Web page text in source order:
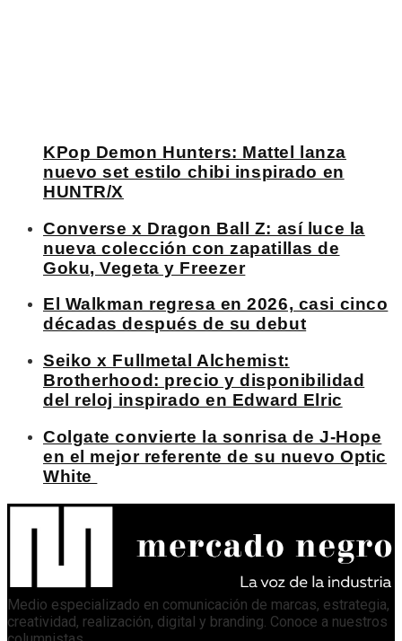
KPop Demon Hunters: Mattel lanza
nuevo set estilo chibi inspirado en
HUNTR/X
Converse x Dragon Ball Z: así luce la
nueva colección con zapatillas de
Goku, Vegeta y Freezer
El Walkman regresa en 2026, casi cinco
décadas después de su debut
Seiko x Fullmetal Alchemist:
Brotherhood: precio y disponibilidad
del reloj inspirado en Edward Elric
Colgate convierte la sonrisa de J-Hope
en el mejor referente de su nuevo Optic
White
Medio especializado en comunicación de marcas, estrategia,
creatividad, realización, digital y branding. Conoce a nuestros